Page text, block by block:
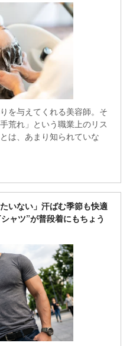
を与えてくれる美容師。そ
荒れ」という職業上のリス
は、あまり知られていな
いない」汗ばむ季節も快適
ャツ”が普段着にもちょう